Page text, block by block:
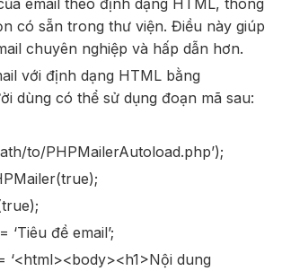
có sẵn trong thư viện. Điều này giúp
chuyên nghiệp và hấp dẫn hơn.
với định dạng HTML bằng
dùng có thể sử dụng đoạn mã sau:
to/PHPMailerAutoload.php’);
‘Tiêu đề email’;
dung